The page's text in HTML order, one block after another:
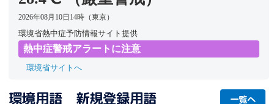
熱中症情報（暑さ指数）
28.4℃ （厳重警戒）
2026年08月10日14時（東京）
環境省熱中症予防情報サイト提供
環境省サイトへ